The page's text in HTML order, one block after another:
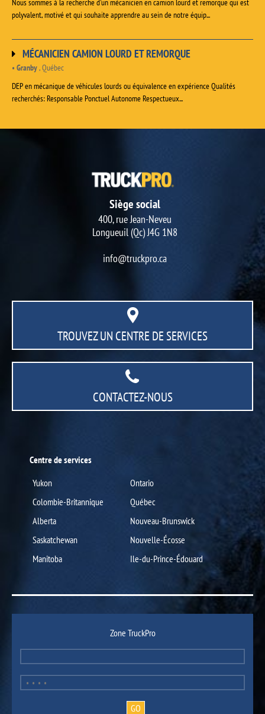
Nous sommes à la recherche d'un mécanicien en camion lourd et remorque qui est
polyvalent, motivé et qui souhaite apprendre au sein de notre équip...
MÉCANICIEN CAMION LOURD ET REMORQUE
• Granby, Québec
DEP en mécanique de véhicules lourds ou équivalence en expérience Qualités
recherchés: Responsable Ponctuel Autonome Respectueux...
Siège social
400, rue Jean-Neveu
Longueuil (Qc) J4G 1N8
info@truckpro.ca
TROUVEZ UN CENTRE DE SERVICES
CONTACTEZ-NOUS
Centre de services
Yukon
Colombie-Britannique
Alberta
Saskatchewan
Manitoba
Ontario
Québec
Nouveau-Brunswick
Nouvelle-Écosse
Ile-du-Prince-Édouard
Zone TruckPro